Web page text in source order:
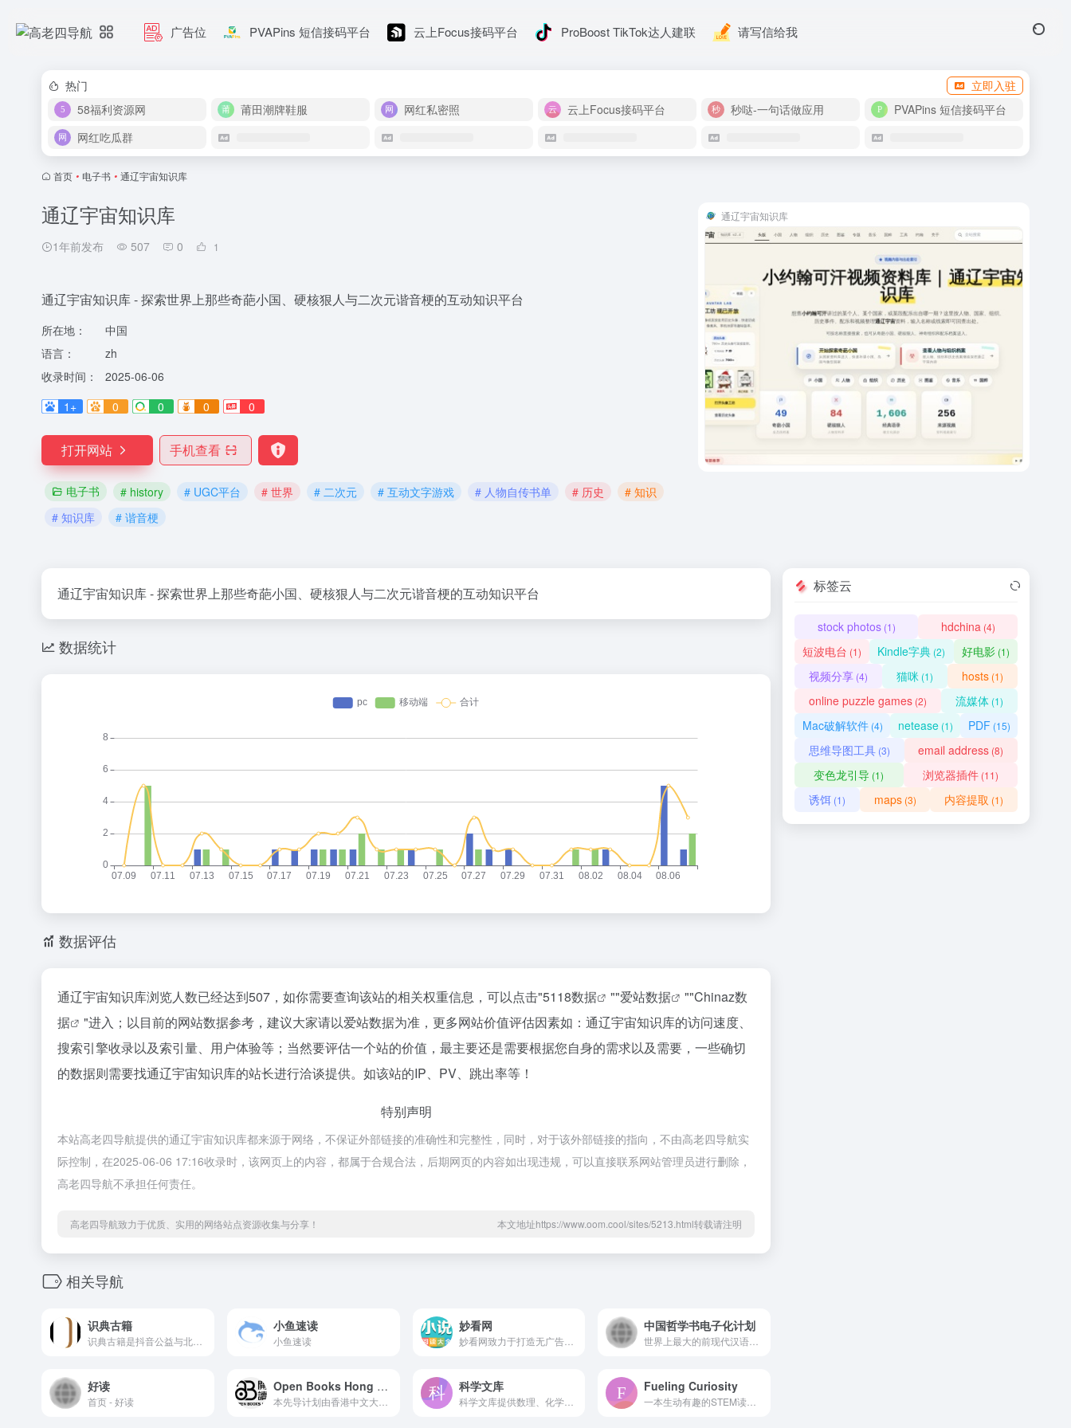
广告位 PVAPins 短信接码平台 云上Focus接码平台 ProBoost TikTok达人建联 请写信给我
热门
立即入驻
58福利资源网
莆田潮牌鞋服 网红私密照 云上Focus接码平台 秒哒-一句话做应用
PVAPins 短信接码平台
网红吃瓜群
首页 • 电子书 • 通辽宇宙知识库
通辽宇宙知识库
1年前发布 507 0 1
通辽宇宙知识库 - 探索世界上那些奇葩小国、硬核狠人与二次元谐音梗的互动知识平台
所在地：
中国
语言：
zh
收录时间：
2025-06-06
1+
0 0 0 0
打开网站 手机查看
电子书 # history # UGC平台 # 世界 # 二次元 # 互动文字游戏 # 人物自传书单 # 历史
# 知识
# 知识库
# 谐音梗
通辽宇宙知识库
通辽宇宙知识库 - 探索世界上那些奇葩小国、硬核狠人与二次元谐音梗的互动知识平台
数据统计
数据评估
通辽宇宙知识库浏览人数已经达到507，如你需要查询该站的相关权重信息，可以点击"5118数据 ""爱站数据 ""Chinaz数
据
"进入；以目前的网站数据参考，建议大家请以爱站数据为准，更多网站价值评估因素如：通辽宇宙知识库的访问速度、
搜索引擎收录以及索引量、用户体验等；当然要评估一个站的价值，最主要还是需要根据您自身的需求以及需要，一些确切
的数据则需要找通辽宇宙知识库的站长进行洽谈提供。如该站的IP、PV、跳出率等！
特别声明
本站高老四导航提供的通辽宇宙知识库都来源于网络，不保证外部链接的准确性和完整性，同时，对于该外部链接的指向，不由高老四导航实
际控制，在2025-06-06 17:16收录时，该网页上的内容，都属于合规合法，后期网页的内容如出现违规，可以直接联系网站管理员进行删除，
高老四导航不承担任何责任。
高老四导航致力于优质、实用的网络站点资源收集与分享！ 本文地址https://www.oom.cool/sites/5213.html转载请注明
相关导航
识典古籍 小鱼速读
小鱼速读
妙看网
妙看网致力于打造无广告无弹窗的在线小说阅读网站，提供小说全文阅读，小说最新章节阅读，共同创造一个积极健康向上的绿色加载快且页面简洁小说阅读网站。
中国哲学书电子化计划
好读
首页 - 好读
Open Books Hong Kong 科学文库
科学文库提供数理、化学材料、生命、地球、资源环境、农林、医药、信息、工程、管理、历史考古、经济、教育传播、法哲社会、公共阅读等类型的学科书籍在线阅读。
Fueling Curiosity
标签云
stock photos(1) hdchina (4)
短波电台 (1) Kindle字典 (2) 好电影(1)
视频分享 (4) 猫咪 (1) hosts (1)
online puzzle games (2) 流媒体 (1)
Mac破解软件(4) netease(1) PDF (15)
思维导图工具(3) email address (8)
变色龙引导 (1) 浏览器插件(11)
诱饵(1) maps(3) 内容提取 (1)